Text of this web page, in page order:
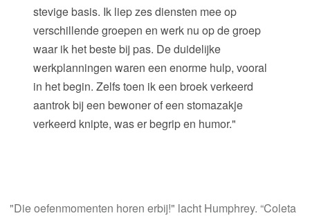
stevige basis. Ik liep zes diensten mee op
verschillende groepen en werk nu op de groep
waar ik het beste bij pas. De duidelijke
werkplanningen waren een enorme hulp, vooral
in het begin. Zelfs toen ik een broek verkeerd
aantrok bij een bewoner of een stomazakje
verkeerd knipte, was er begrip en humor."
"Die oefenmomenten horen erbij!" lacht Humphrey. “Coleta